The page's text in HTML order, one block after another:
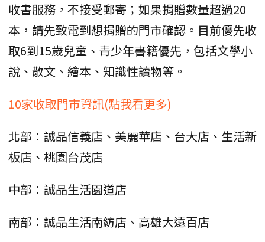
收書服務，不接受郵寄；如果捐贈數量超過20
本，請先致電到想捐贈的門市確認。目前優先收
取6到15歲兒童、青少年書籍優先，包括文學小
說、散文、繪本、知識性讀物等。
10家收取門市資訊(點我看更多)
北部：誠品信義店、美麗華店、台大店、生活新
板店、桃園台茂店
中部：誠品生活園道店
南部：誠品生活南紡店、高雄大遠百店